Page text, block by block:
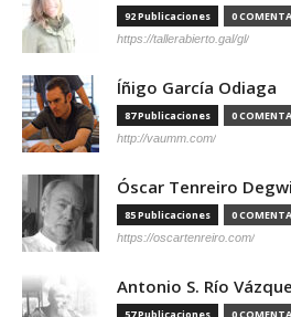
92 Publicaciones 0
https://tallerabierto.gal/gl/
Íñigo García Odiaga
87 Publicaciones 0
http://vaumm.com/
Óscar Tenreiro
85 Publicaciones 0
https://oscartenreiro.com/
Antonio S. Río